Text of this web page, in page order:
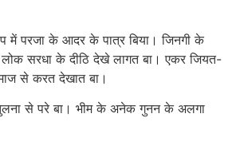
में परजा के आदर के पात्र बिया। जिनगी के
सरधा के दीठि देखे लागत बा। एकर जियत-
से करत देखात बा।
से परे बा। भीम के अनेक गुनन के अलगा